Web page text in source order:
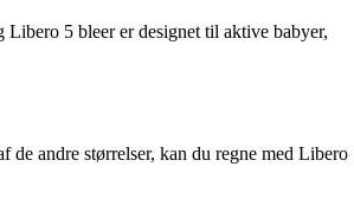
5 bleer er designet til aktive babyer,
andre størrelser, kan du regne med Libero